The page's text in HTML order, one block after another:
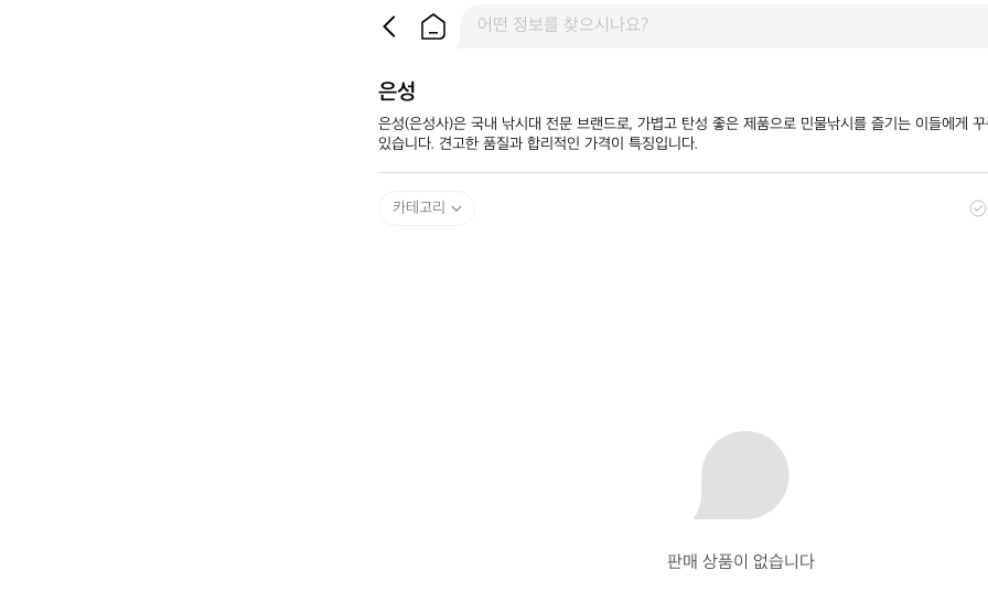
은성
은성(은성사)은 국내 낚시대 전문 브랜드로, 가볍고 탄성 좋은 제품으로 민물낚시를 즐기는 이들에게
있습니다. 견고한 품질과 합리적인 가격이 특징입니다.
카테고리
판매 상품이 없습니다